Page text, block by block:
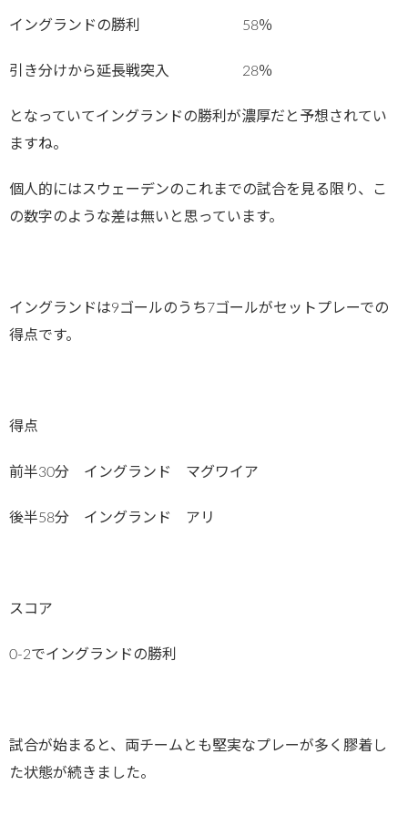
イングランドの勝利 58％
引き分けから延長戦突入 28％
となっていてイングランドの勝利が濃厚だと予想されてい
ますね。
個人的にはスウェーデンのこれまでの試合を見る限り、こ
の数字のような差は無いと思っています。
イングランドは9ゴールのうち7ゴールがセットプレーでの
得点です。
得点
前半30分 イングランド マグワイア
後半58分 イングランド アリ
スコア
0-2でイングランドの勝利
試合が始まると、両チームとも堅実なプレーが多く膠着し
た状態が続きました。